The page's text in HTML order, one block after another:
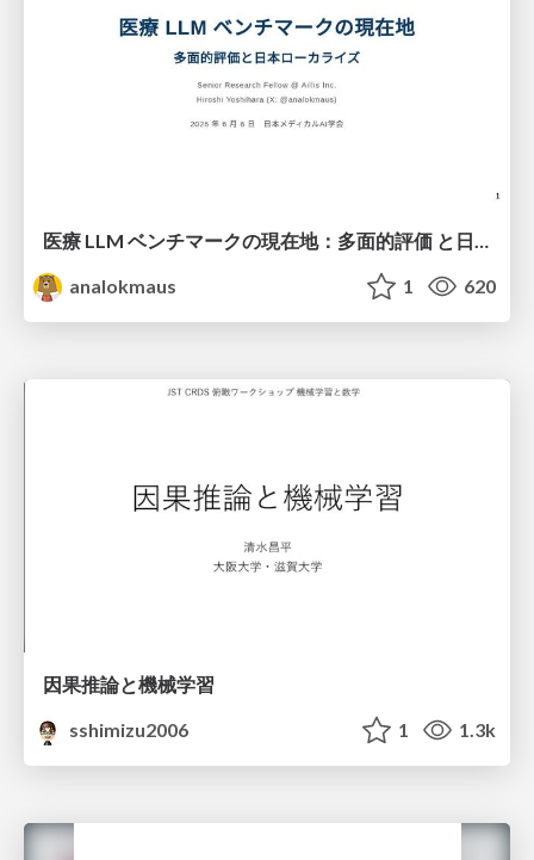
analokmaus
1 620
因果推論と機械学習
sshimizu2006
1 1.3k